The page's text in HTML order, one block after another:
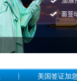
美国签证加